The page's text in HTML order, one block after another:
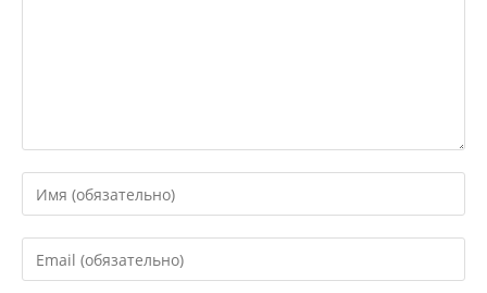
Введите
свое
имя
или
Введите
свой